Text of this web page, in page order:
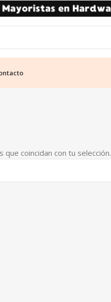
coincidan con tu selección.